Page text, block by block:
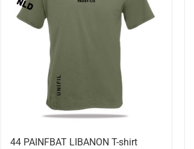
44 PAINFBAT LIBANON T-shirt